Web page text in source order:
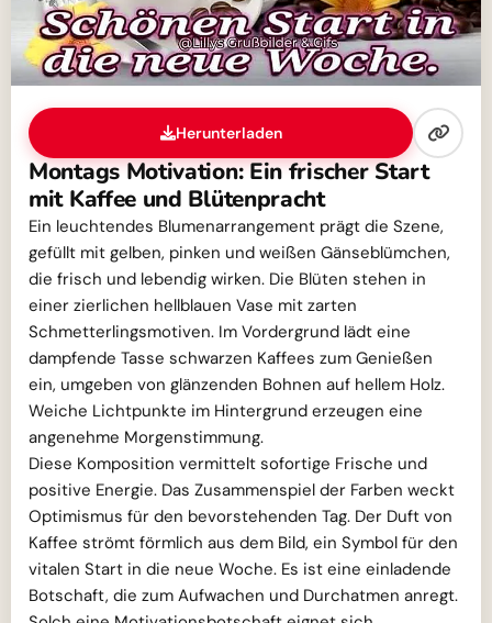
Herunterladen
Montags Motivation: Ein frischer Start
mit Kaffee und Blütenpracht
Ein leuchtendes Blumenarrangement prägt die Szene,
gefüllt mit gelben, pinken und weißen Gänseblümchen,
die frisch und lebendig wirken. Die Blüten stehen in
einer zierlichen hellblauen Vase mit zarten
Schmetterlingsmotiven. Im Vordergrund lädt eine
dampfende Tasse schwarzen Kaffees zum Genießen
ein, umgeben von glänzenden Bohnen auf hellem Holz.
Weiche Lichtpunkte im Hintergrund erzeugen eine
angenehme Morgenstimmung.
Diese Komposition vermittelt sofortige Frische und
positive Energie. Das Zusammenspiel der Farben weckt
Optimismus für den bevorstehenden Tag. Der Duft von
Kaffee strömt förmlich aus dem Bild, ein Symbol für den
vitalen Start in die neue Woche. Es ist eine einladende
Botschaft, die zum Aufwachen und Durchatmen anregt.